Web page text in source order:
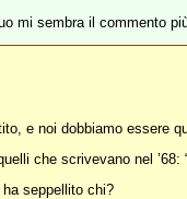
mi sembra il commento
e noi dobbiamo essere
che scrivevano nel ’68:
ha seppellito chi?